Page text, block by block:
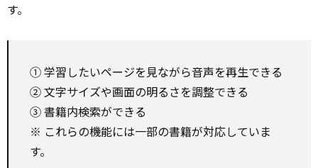
す。
① 学習したいページを見ながら音声を再生できる
② 文字サイズや画面の明るさを調整できる
③ 書籍内検索ができる
※ これらの機能には一部の書籍が対応していま
す。